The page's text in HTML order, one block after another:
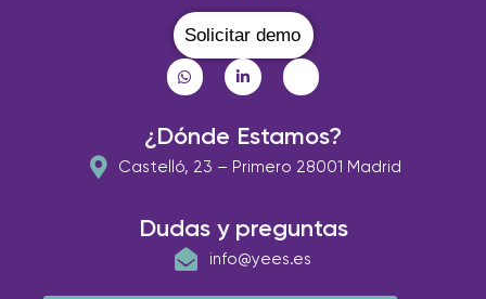
Solicitar demo
¿Dónde Estamos?
Castelló, 23 – Primero 28001 Madrid
Dudas y preguntas
info@yees.es